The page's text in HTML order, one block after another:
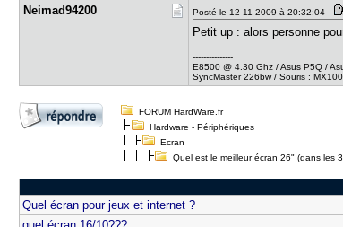
Neimad9420​0 Posté le 12-11-2009 à 20:32:04
Petit up : alors personne
---------------
E8500 @ 4.30 Ghz / Asus P5Q /
SyncMaster 226bw / Souris :
FORUM HardWare.fr
Hardware - Périphériques
Ecran
Quel est le meilleur écran 26" (dans les
Quel écran pour jeux et internet ?